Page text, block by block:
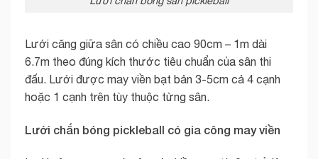
Lưới căng giữa sân có chiều cao 90cm – 1m dài
6.7m theo đúng kích thước tiêu chuẩn của sân thi
đấu. Lưới được may viền bạt bản 3-5cm cả 4 cạnh
hoặc 1 cạnh trên tùy thuộc từng sân.
Lưới chắn bóng pickleball có gia công may viền